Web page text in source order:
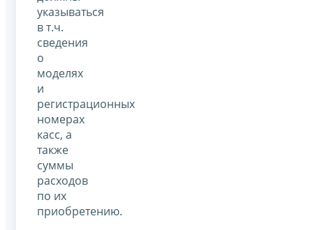
указываться
в т.ч.
сведения
о
моделях
и
регистрационных
номерах
касс, а
также
суммы
расходов
по их
приобретению.